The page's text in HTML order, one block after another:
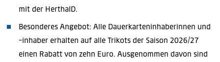
mit der HerthaID.
Besonderes Angebot: Alle Dauerkarteninhaberinnen und
-inhaber erhalten auf alle Trikots der Saison 2026/27
einen Rabatt von zehn Euro. Ausgenommen davon sind